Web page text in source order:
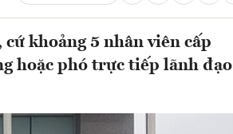
khoảng 5 nhân viên cấp
hoặc phó trực tiếp lãnh đạo